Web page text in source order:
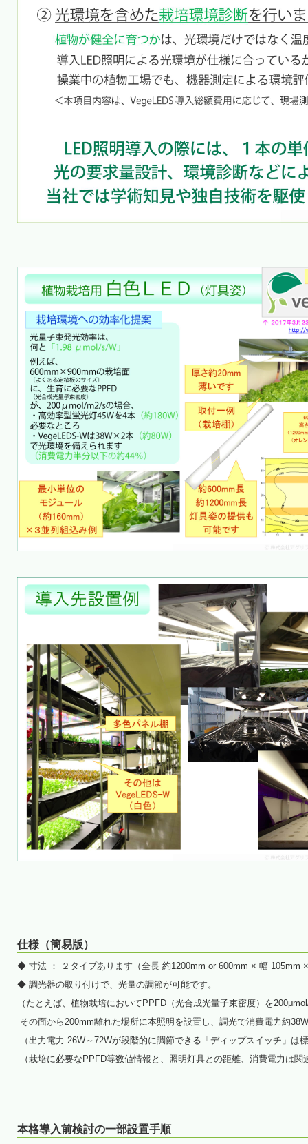
仕様（簡易版）
◆ 寸法 ： ２タイプあります（全長 約1200mm or 600mm × 幅 105mm
◆ 調光器の取り付けで、光量の調節が可能です。
（たとえば、植物栽培においてPPFD（光合成光量子束密度）を
その面から200mm離れた場所に本照明を設置し、調光で消費電力約
（出力電力 26W～72Wが段階的に調節できる「ディップスイッチ」は
（栽培に必要なPPFD等数値情報と、照明灯具との距離、消費電力は
本格導入前検討の一部設置手順